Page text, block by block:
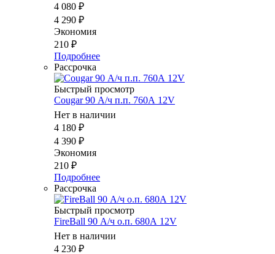
4 080 ₽
4 290 ₽
Экономия
210 ₽
Подробнее
Рассрочка
Быстрый просмотр
Cougar 90 А/ч п.п. 760А 12V
Нет в наличии
4 180 ₽
4 390 ₽
Экономия
210 ₽
Подробнее
Рассрочка
Быстрый просмотр
FireBall 90 А/ч о.п. 680А 12V
Нет в наличии
4 230 ₽